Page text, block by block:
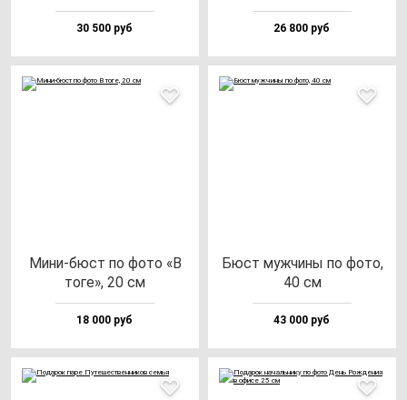
30 500 руб 26 800 руб
Мини-бюст по фо­то «В
то­ге», 20 см
18 000 руб
Бюст муж­чи­ны по фо­то,
40 см
43 000 руб